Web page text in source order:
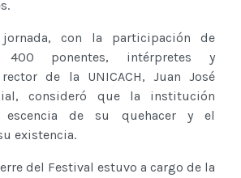
con la participación de
400 ponentes, intérpretes y
de la UNICACH, Juan José
consideró que la institución
de su quehacer y el
existencia.
del Festival estuvo a cargo de la